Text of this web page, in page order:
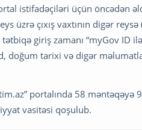
istifadəçiləri üçün öncədən
üzrə çıxış vaxtının digər
giriş zamanı “myGov ID
doğum tarixi və digər
portalında 58
vasitəsi qoşulub.